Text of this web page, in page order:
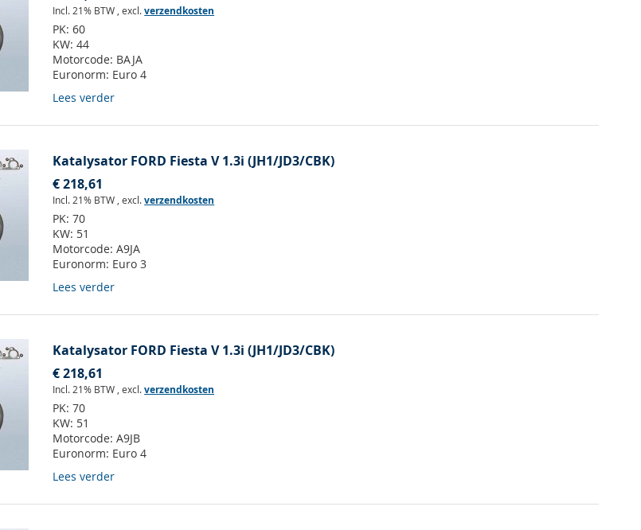
Incl. 21% BTW ,excl.verzendkosten
PK:60
KW:44
Motorcode: BAJA
Euronorm: Euro 4
Lees verder
Katalysator FORD Fiesta V 1.3i (JH1/JD3/CBK)
€ 218,61
Incl. 21% BTW ,excl.verzendkosten
PK:70
KW: 51
Motorcode:A9JA
Euronorm: Euro 3
Lees verder
Katalysator FORD Fiesta V 1.3i (JH1/JD3/CBK)
€ 218,61
Incl. 21% BTW ,excl.verzendkosten
PK:70
KW: 51
Motorcode:A9JB
Euronorm: Euro 4
Lees verder